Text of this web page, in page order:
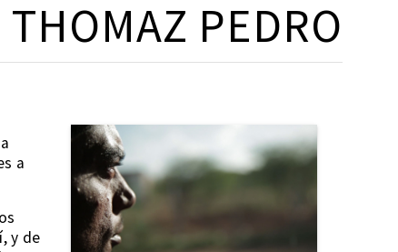
THOMAZ PEDRO
a
y de